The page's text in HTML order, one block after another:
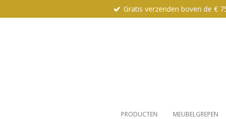
direct
Gratis verzenden boven de €
PRODUCTEN MEUBELGREPEN